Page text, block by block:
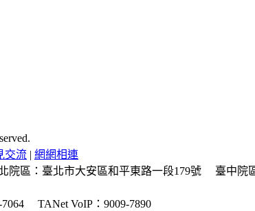
交流 | 網網相連
院區：臺北市大安區和平東路一段179號
臺中院
TANet VoIP：9009-7890